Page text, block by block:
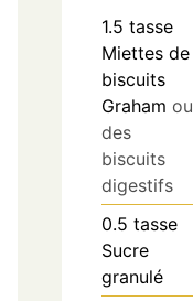
1.5 tasse
Miettes de
biscuits
Graham ou
des
biscuits
digestifs
0.5 tasse
Sucre
granulé